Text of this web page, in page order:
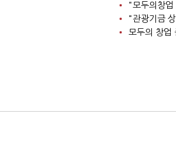
"모두의창
"관광기금
모두의 창업